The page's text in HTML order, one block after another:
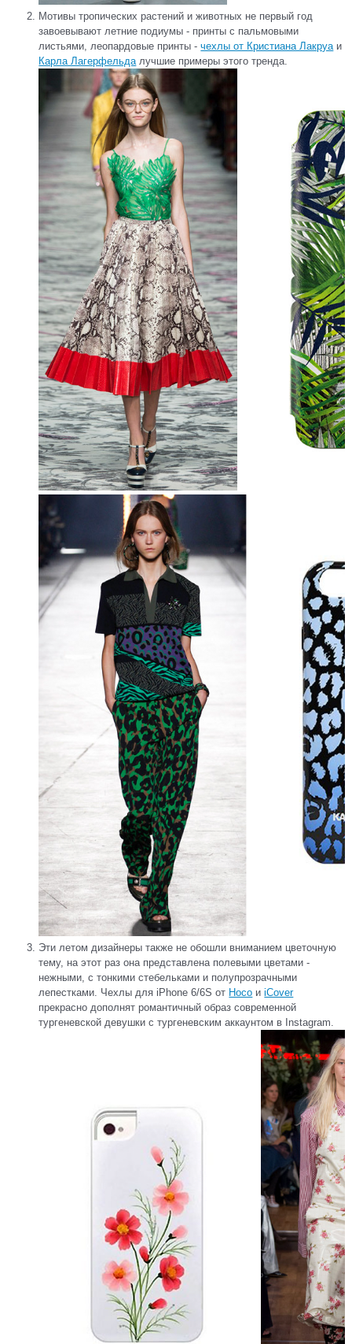
Мотивы тропических растений и животных не первый год
завоевывают летние подиумы - принты с пальмовыми
листьями, леопардовые принты -чехлы от Кристиана Лакруа и
Карла Лагерфельда лучшие примеры этого тренда.
Эти летом дизайнеры также не обошли вниманием цветочную
тему, на этот раз она представлена полевыми цветами -
нежными, с тонкими стебельками и полупрозрачными
лепестками. Чехлы для iPhone 6/6S от Hoco иiCover
прекрасно дополнят романтичный образ современной
тургеневской девушки с тургеневским аккаунтом в Instagram.